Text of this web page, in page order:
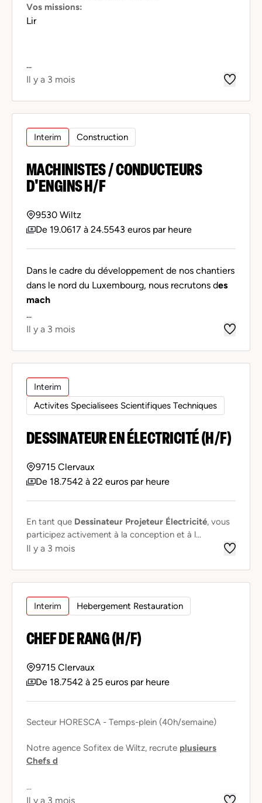
Vos missions:
Lir
...
Il y a 3 mois
Interim Construction
MACHINISTES / CONDUCTEURS
D'ENGINS H/F
9530 Wiltz
De 19.0617 à 24.5543 euros par heure
Dans le cadre du développement de nos chantiers
dans le nord du Luxembourg, nous recrutons des
mach
...
Il y a 3 mois
Interim
Activites Specialisees Scientifiques Techniques
DESSINATEUR EN ÉLECTRICITÉ (H/F)
9715 Clervaux
De 18.7542 à 22 euros par heure
En tant que Dessinateur Projeteur Électricité, vous
participez activement à la conception et à l...
Il y a 3 mois
Interim Hebergement Restauration
CHEF DE RANG (H/F)
9715 Clervaux
De 18.7542 à 25 euros par heure
Secteur HORESCA - Temps-plein (40h/semaine)
Notre agence Sofitex de Wiltz, recrute plusieurs
Chefs d
...
Il y a 3 mois